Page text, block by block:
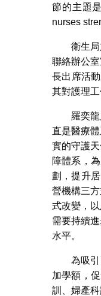
節的主題
nurses
衛生
聯絡辦公
長出席活
其對護理工
羅奕
直是醫療
實的守護
障體系，
劃，提升
營機構三
式改變，
需要持續
水平。
為吸
加學額，
訓、婦產